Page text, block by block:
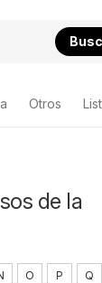
Otros
de la
O P Q